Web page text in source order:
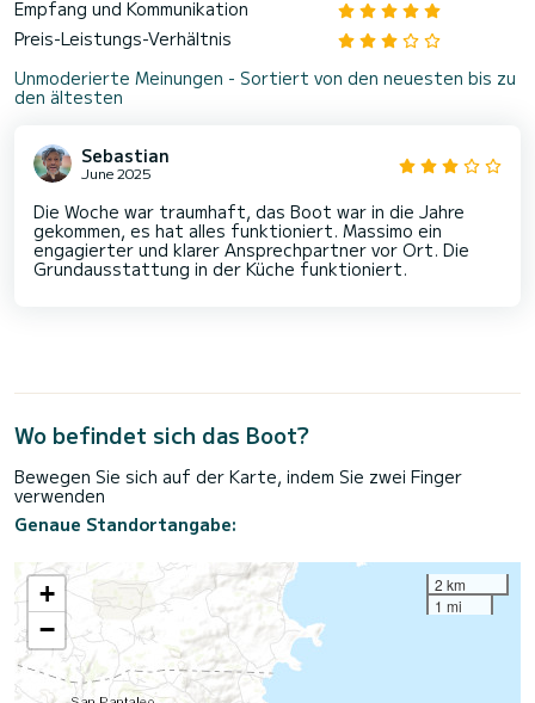
Empfang und Kommunikation
Preis-Leistungs-Verhältnis
Unmoderierte Meinungen - Sortiert von den neuesten bis zu
den ältesten
Sebastian
June 2025
Die Woche war traumhaft, das Boot war in die Jahre
gekommen, es hat alles funktioniert. Massimo ein
engagierter und klarer Ansprechpartner vor Ort. Die
Grundausstattung in der Küche funktioniert.
Wo befindet sich das Boot?
Bewegen Sie sich auf der Karte, indem Sie zwei Finger
verwenden
Genaue Standortangabe:
+
−
2 km
1 mi